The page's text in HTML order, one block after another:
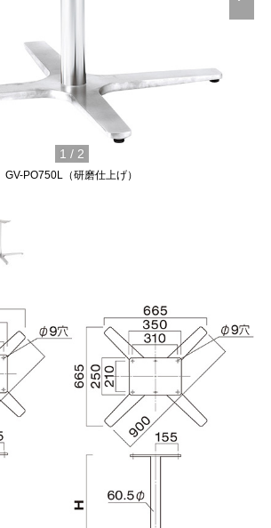
GV-PO750L（研磨仕上げ）
1 / 2